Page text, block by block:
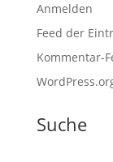
Anmelden
Feed der
Kommentar-
Suche